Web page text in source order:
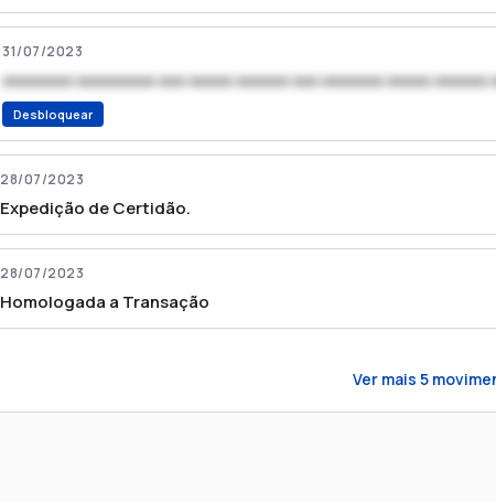
31/07/2023
xxxxxxxx xxxxxxxxx xxx xxxxx xxxxxx xxx xxxxxxx xxxxx xxxxxx
Desbloquear
28/07/2023
Expedição de Certidão.
28/07/2023
Homologada a Transação
Ver mais 5